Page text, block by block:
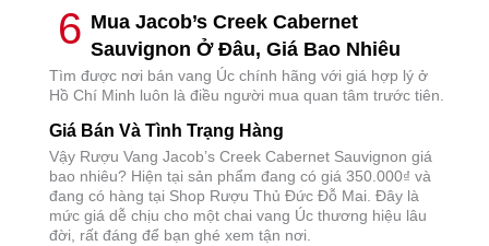
6 Mua Jacob’s Creek Cabernet
Sauvignon Ở Đâu, Giá Bao Nhiêu
Tìm được nơi bán vang Úc chính hãng với giá hợp lý ở
Hồ Chí Minh luôn là điều người mua quan tâm trước tiên.
Giá Bán Và Tình Trạng Hàng
Vậy Rượu Vang Jacob’s Creek Cabernet Sauvignon giá
bao nhiêu? Hiện tại sản phẩm đang có giá 350.000₫ và
đang có hàng tại Shop Rượu Thủ Đức Đỗ Mai. Đây là
mức giá dễ chịu cho một chai vang Úc thương hiệu lâu
đời, rất đáng để bạn ghé xem tận nơi.